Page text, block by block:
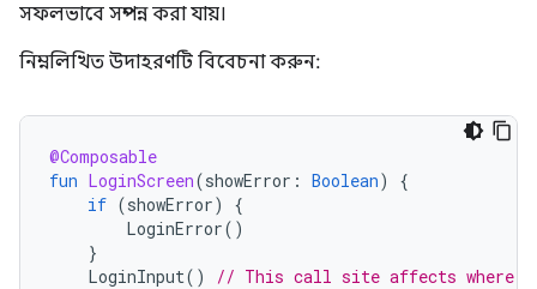
সফলভাবে সম্পন্ন করা যায়।
নিম্নলিখিত উদাহরণটি বিবেচনা করুন:
@Composable
fun LoginScreen(showError : Boolean)
{
if (showError)
{
LoginError()
}
LoginInput()
// This call site affects where